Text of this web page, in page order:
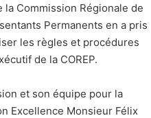
Commission Régionale de
Permanents en a pris
les règles et procédures
de la COREP.
et son équipe pour la
Excellence Monsieur Félix